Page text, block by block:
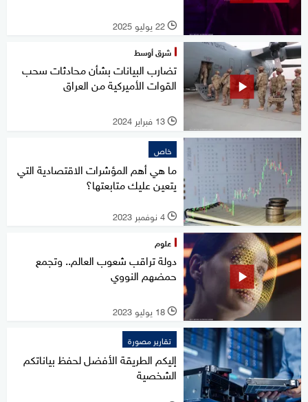
l 22 يوليو 2025
شرق أوسط
تضارب البيانات بشأن محادثات سحب
القوات الأميركية من العراق
l 13 فبراير 2024
خاص
ما هي أهم المؤشرات الاقتصادية التي
يتعين عليك متابعتها؟
l 4 نوفمبر 2023
علوم
دولة تراقب شعوب العالم.. وتجمع
حمضهم النووي
l 18 يوليو 2023
تقارير مصورة
إليكم الطريقة الأفضل لحفظ بياناتكم
الشخصية